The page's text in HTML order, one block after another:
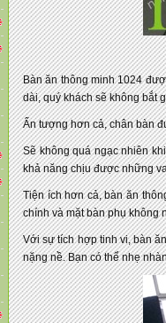
Bàn ăn thông minh 1024
dài, quý khách sẽ không bắt
Ấn tượng hơn cả, chân bàn
Sẽ không quá ngạc nhiên
khả năng chịu được những
Tiện ích hơn cả, bàn ăn
chính và mặt bàn phụ không
Với sự tích hợp tinh vi, bàn
nặng nề. Bạn có thể nhẹ